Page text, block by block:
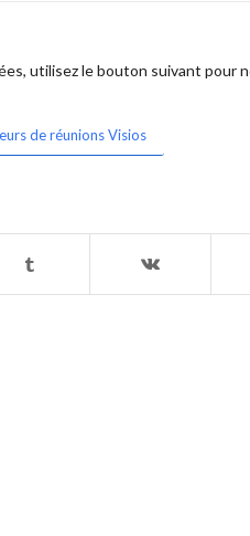
utilisez le bouton suivant pour
de réunions Visios